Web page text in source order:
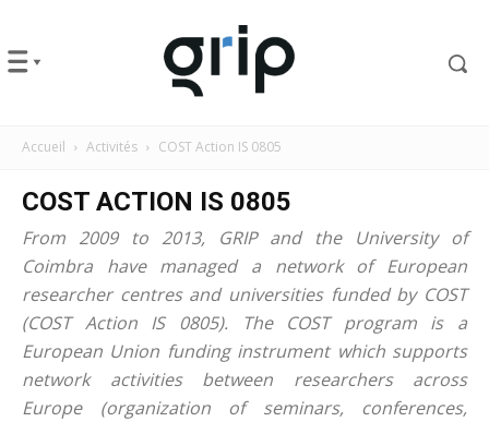
Accueil Activités COST Action IS 0805
COST ACTION IS 0805
From 2009 to 2013, GRIP and the University of
Coimbra have managed a network of European
researcher centres and universities funded by COST
(COST Action IS 0805). The COST program is a
European Union funding instrument which supports
network activities between researchers across
Europe (organization of seminars, conferences,